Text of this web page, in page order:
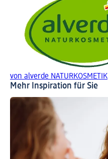
von alverde NATURKOSMETIK
Mehr Inspiration für Sie